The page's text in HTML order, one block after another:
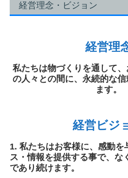
ピッチと特性
課題解決事例
品質への取り組み
環境への取り組み
LCA
経営理念・ビジョン
経営理
私たちは物づくりを通して
の人々との間に、永続的な
ます。
経営ビジ
1. 私たちはお客様に、感動を
ス・情報を提供する事で、な
であり続けます。